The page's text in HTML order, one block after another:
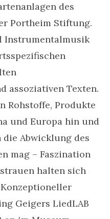
des
Portheim Stiftung.
Instrumentalmusik
assoziativen Texten.
Rohstoffe, Produkte
und Europa hin und
Abwicklung des
mag – Faszination
halten sich
Geigers LiedLAB